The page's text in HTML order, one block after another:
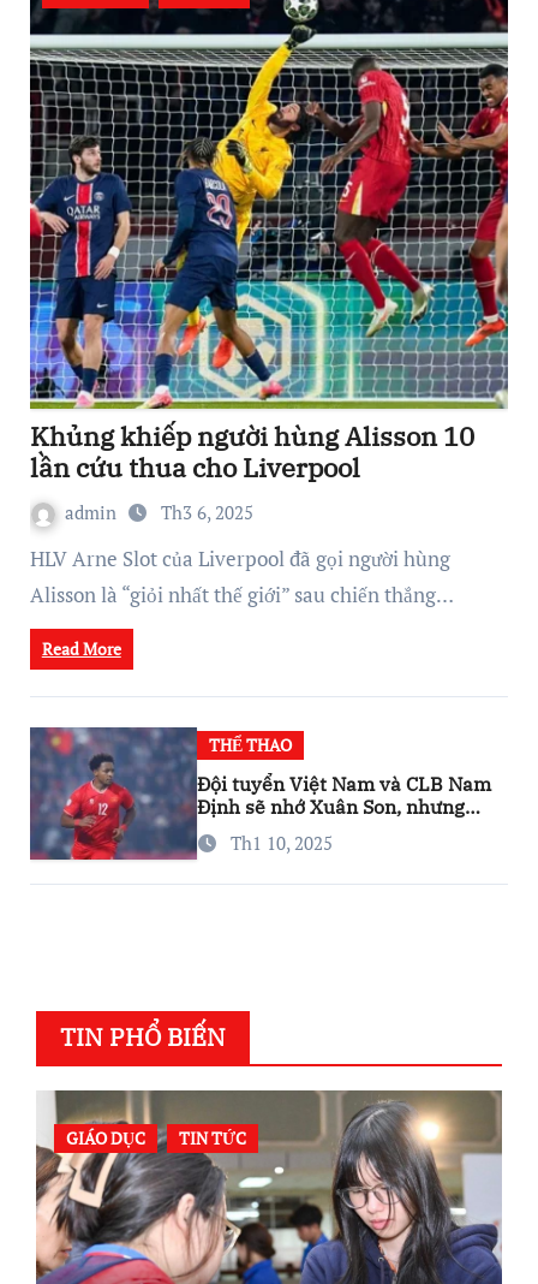
Khủng khiếp người hùng Alisson 10
lần cứu thua cho Liverpool
admin Th3 6, 2025
HLV Arne Slot của Liverpool đã gọi người hùng
Alisson là “giỏi nhất thế giới” sau chiến thắng…
Read More
THỂ THAO
Đội tuyển Việt Nam và CLB Nam
Định sẽ nhớ Xuân Son, nhưng
đừng lo…
Th1 10, 2025
TIN PHỔ BIẾN
GIÁO DỤC TIN TỨC